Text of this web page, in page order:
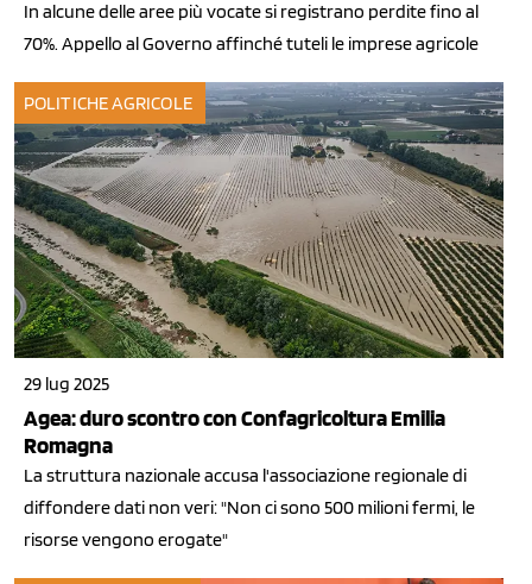
In alcune delle aree più vocate si registrano perdite fino al
70%. Appello al Governo affinché tuteli le imprese agricole
POLITICHE AGRICOLE
29 lug 2025
Agea: duro scontro con Confagricoltura Emilia
Romagna
La struttura nazionale accusa l'associazione regionale di
diffondere dati non veri: "Non ci sono 500 milioni fermi, le
risorse vengono erogate"